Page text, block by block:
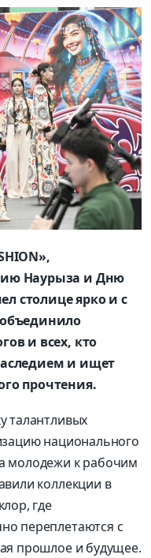
Наурыза и Дню
столице ярко и с
и всех, кто
и ищет
прочтения.
талантливых
национального
молодежи к рабочим
коллекции в
где
переплетаются с
прошлое и будущее.